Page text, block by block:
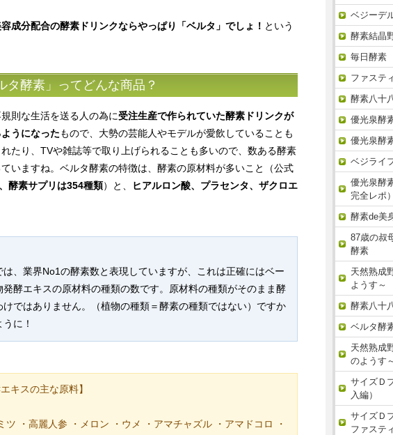
成分配合の酵素ドリンクならやっぱり「ベルタ」でしょ！ という
タ酵素」ってどんな商品？
則な生活を送る人の為に受注生産で作られていた酵素ドリンクが
うになったもので、大勢の芸能人やモデルが愛飲していることも
たり、TVや雑誌等で取り上げられることも多いので、数ある酵素
いますね。ベルタ酵素の特徴は、酵素の原材料が多いこと（公式
酵素サプリは354種類）と、
ヒアルロン酸、プラセンタ、ザクロエ
、業界No1の酵素数と表現していますが、これは正確にはベー
発酵エキスの原材料の種類の数です。原材料の種類がそのまま酵
ではありません。（植物の種類＝酵素の種類ではない）ですか
に！
キスの主な原料】
ツ ・高麗人参 ・メロン ・ウメ ・アマチャズル ・アマドコロ ・
ベジーデ
酵素結晶
毎日酵素
ファステ
酵素八十
優光泉酵
優光泉酵
ベジライ
優光泉酵
完全レポ）
酵素de美
87歳の叔
酵素
天然熟成
ようす～
酵素八十
ベルタ酵
天然熟成
のようす～
サイズＤ
入編）
サイズＤ
ファステ